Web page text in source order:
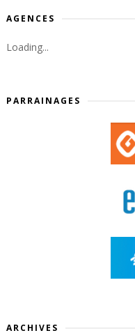
AGENCES
Loading...
PARRAINAGES
ARCHIVES